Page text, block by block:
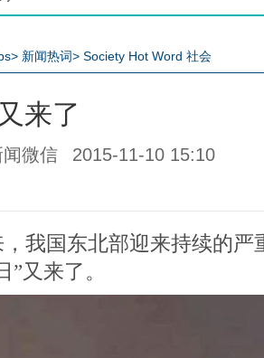
> 新闻热词> Society Hot Word 社会
来了
微信 2015-11-10 15:10
我国东北部迎来持续的严
又来了。